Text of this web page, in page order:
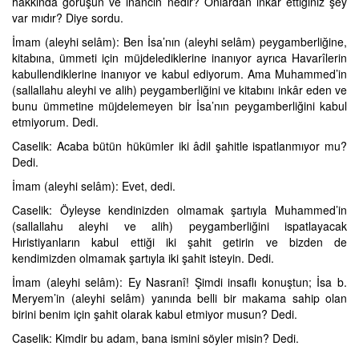
var mıdır? Diye sordu.
İmam (aleyhi selâm): Ben İsa’nın (aleyhi selâm) peygamberliğine,
kitabına, ümmeti için müjdelediklerine inanıyor ayrıca Havarîlerin
kabullendiklerine inanıyor ve kabul ediyorum. Ama Muhammed’in
(sallallahu aleyhi ve alih) peygamberliğini ve kitabını inkâr eden ve
bunu ümmetine müjdelemeyen bir İsa’nın peygamberliğini kabul
etmiyorum. Dedi.
Caselik: Acaba bütün hükümler iki âdil şahitle ispatlanmıyor mu?
Dedi.
İmam (aleyhi selâm): Evet, dedi.
Caselik: Öyleyse kendinizden olmamak şartıyla Muhammed’in
(sallallahu aleyhi ve alih) peygamberliğini ispatlayacak
Hıristiyanların kabul ettiği iki şahit getirin ve bizden de
kendimizden olmamak şartıyla iki şahit isteyin. Dedi.
İmam (aleyhi selâm): Ey Nasranî! Şimdi insaflı konuştun; İsa b.
Meryem’in (aleyhi selâm) yanında belli bir makama sahip olan
birini benim için şahit olarak kabul etmiyor musun? Dedi.
Caselik: Kimdir bu adam, bana ismini söyler misin? Dedi.